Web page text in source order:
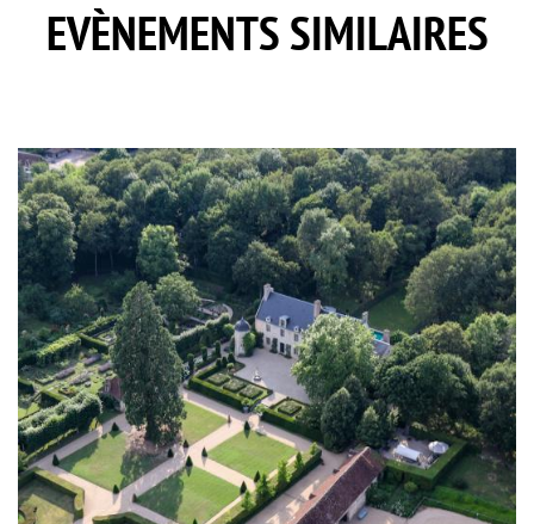
EVÈNEMENTS SIMILAIRES